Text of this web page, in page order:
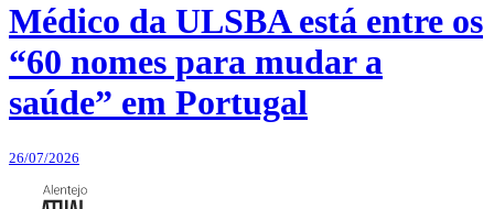
Médico da ULSBA está entre os
“60 nomes para mudar a
saúde” em Portugal
26/07/2026